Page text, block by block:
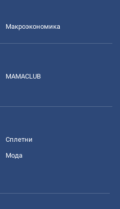
Mакроэкономика
MAMACLUB
Сплетни
Мода